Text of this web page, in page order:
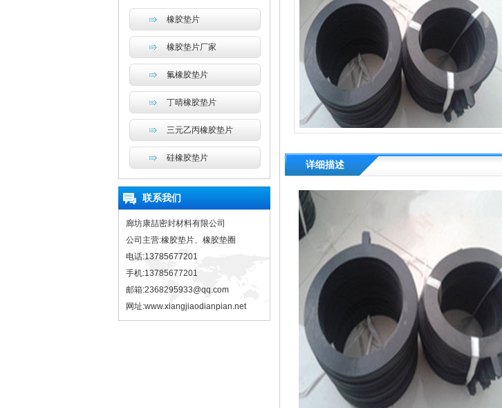
详细描述
橡胶垫片
橡胶垫片厂家
氟橡胶垫片
丁晴橡胶垫片
三元乙丙橡胶垫片
硅橡胶垫片
联系我们
廊坊康喆密封材料有限公司
公司主营:橡胶垫片、橡胶垫圈
电话:13785677201
手机:13785677201
邮箱:2368295933@qq.com
网址:www.xiangjiaodianpian.net